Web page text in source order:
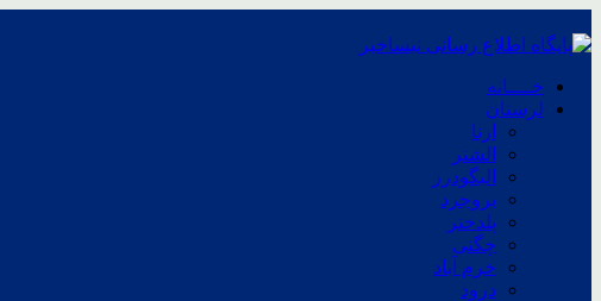
خــــانه
لرستان
ازنا
الشتر
الیگودرز
بروجرد
پلدختر
چگنی
خرم آباد
درود